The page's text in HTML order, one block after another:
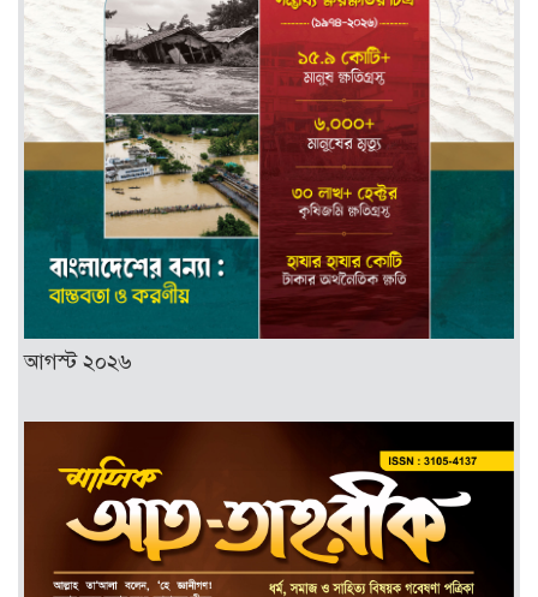
আগস্ট ২০২৬